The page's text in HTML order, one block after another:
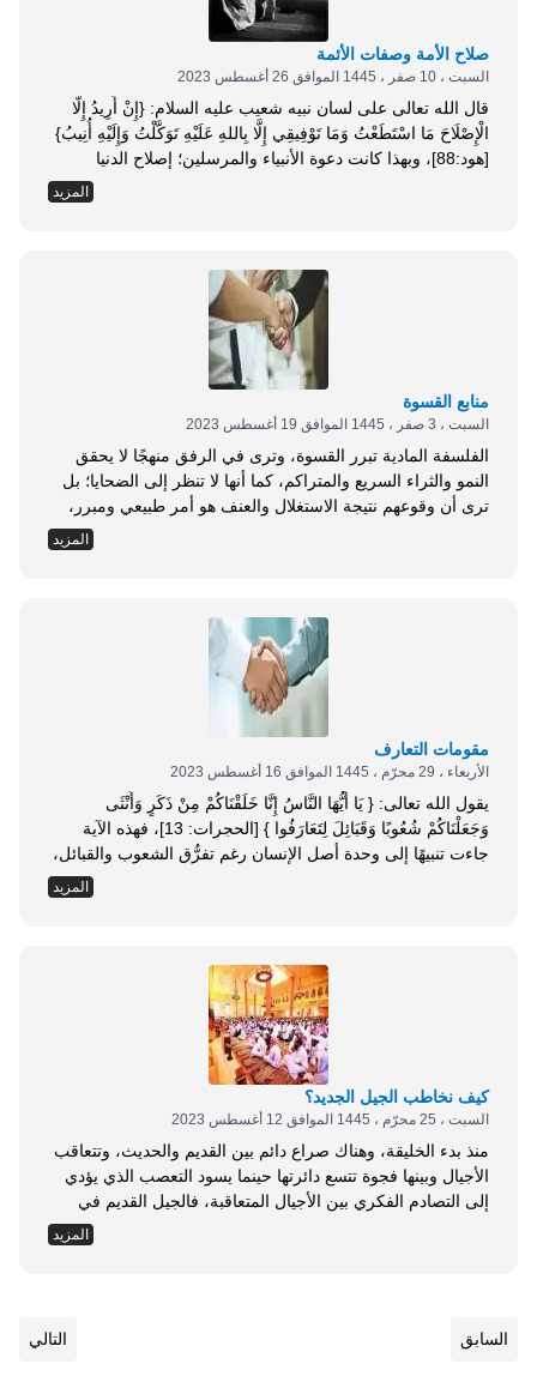
صلاح الأمة وصفات الأئمة
السبت ، 10 صفر ، 1445 الموافق 26 أغسطس 2023
قال الله تعالى على لسان نبيه شعيب عليه السلام: {إِنْ أُرِيدُ إِلَّا
الْإِصْلَاحَ مَا اسْتَطَعْتُ وَمَا تَوْفِيقِي إِلَّا بِاللهِ عَلَيْهِ تَوَكَّلْتُ وَإِلَيْهِ أُنِيبُ}
[هود:88]، وبهذا كانت دعوة الأنبياء والمرسلين؛ إصلاح الدنيا
بالدين، فجاءوا إلى قومهم منذرين. إن المعادلة القرآنية هي: كل
طغيان في البلاد ينتج عنه إكثار في الفساد، وينتج عن الطغيانِ
المزيد
منابع القسوة
السبت ، 3 صفر ، 1445 الموافق 19 أغسطس 2023
الفلسفة المادية تبرر القسوة، وترى في الرفق منهجًا لا يحقق
النمو والثراء السريع والمتراكم، كما أنها لا تنظر إلى الضحايا؛ بل
ترى أن وقوعهم نتيجة الاستغلال والعنف هو أمر طبيعي ومبرر،
وهي بذلك تحمي نفسها من أية مشاعر إنسانية قد تتسرب إلى
قلبها مع رؤية الضحايا أو آثار القسوة حولها، وبذلك تبتعد بقدر
المزيد
مقومات التعارف
الأربعاء ، 29 محرّم ، 1445 الموافق 16 أغسطس 2023
يقول الله تعالى: { يَا أَيُّهَا النَّاسُ إِنَّا خَلَقْنَاكُمْ مِنْ ذَكَرٍ وَأُنْثَى
وَجَعَلْنَاكُمْ شُعُوبًا وَقَبَائِلَ لِتَعَارَفُوا } [الحجرات: 13]، فهذه الآية
جاءت تنبيهًا إلى وحدة أصل الإنسان رغم تفرُّق الشعوب والقبائل،
ووحدة إمكاناته واستعداداته، على تعدد أوصافه وتنوع مكتسباته،
المزيد
كيف نخاطب الجيل الجديد؟
السبت ، 25 محرّم ، 1445 الموافق 12 أغسطس 2023
منذ بدء الخليقة، وهناك صراع دائم بين القديم والحديث، وتتعاقب
الأجيال وبينها فجوة تتسع دائرتها حينما يسود التعصب الذي يؤدي
إلى التصادم الفكري بين الأجيال المتعاقبة، فالجيل القديم في
متمسكًا بالعادات والتقاليد، وبكل ما اكتسبه في مشوار حياته من
المزيد
السابق التالي